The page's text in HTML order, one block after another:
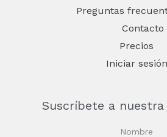
Preguntas
Contacto
Precios
Iniciar sesión
Suscríbete a
Nombre